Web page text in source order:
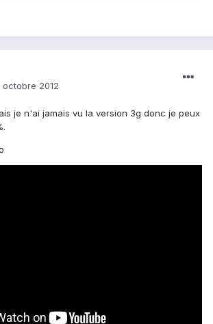
octobre 2012
je n'ai jamais vu la version 3g donc je peux